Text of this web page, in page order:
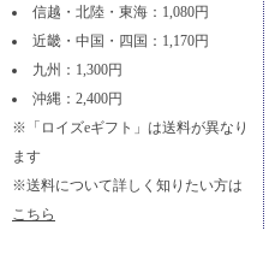
信越・北陸・東海：1,080円
近畿・中国・四国：1,170円
九州：1,300円
沖縄：2,400円
※「ロイズeギフト」は送料が異なり
ます
※送料について詳しく知りたい方は
こちら